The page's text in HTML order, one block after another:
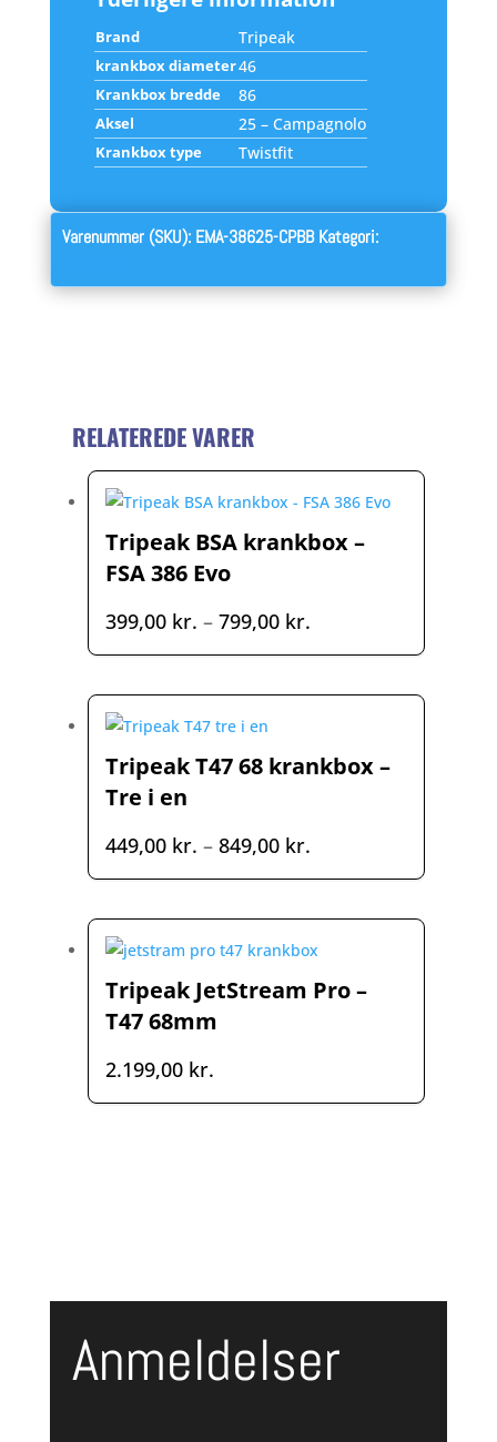
Brand Tripeak
krankbox diameter46
Krankbox bredde 86
Aksel 25 – Campagnolo
Krankbox type Twistfit
Varenummer (SKU): EMA-38625-CPBB Kategori:
RELATEREDE VARER
Tripeak BSA krankbox –
FSA 386 Evo
399,00 kr. – 799,00 kr.Prisinterval:
399,00 kr.
Tripeak T47 68 krankbox –
Tre i en
449,00 kr. – 849,00 kr.Prisinterval:
449,00 kr.
Tripeak JetStream Pro –
T47 68mm
2.199,00 kr.
Anmeldelser